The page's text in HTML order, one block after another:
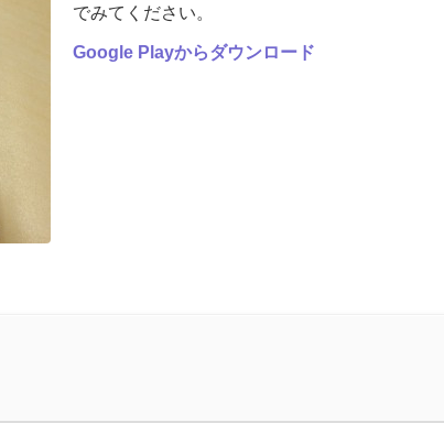
でみてください。
Google Playからダウンロード